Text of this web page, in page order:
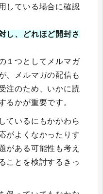
している場合に確認
し、どれほど開封さ
１つとしてメルマガ
、メルマガの配信も
注のため、いかに読
るかが重要です。
ているにもかかわら
がよくなかったりす
がある可能性も考え
ことを検討するきっ